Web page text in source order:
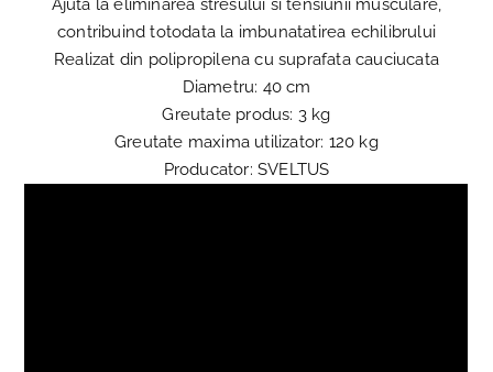
Ajuta la eliminarea stresului si tensiunii musculare,
contribuind totodata la imbunatatirea echilibrului
Realizat din polipropilena cu suprafata cauciucata
Diametru: 40 cm
Greutate produs: 3 kg
Greutate maxima utilizator: 120 kg
Producator: SVELTUS